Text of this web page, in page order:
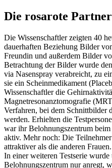
Die rosarote
Die Wissenschaftler zeigten 40
dauerhaften Beziehung Bilder
Freundin und außerdem Bilder
Betrachtung der Bilder wurde
via Nasenspray verabreicht, zu
sie ein Scheinmedikament
Wissenschaftler die
Magnetresonanztomografie
Verfahren, bei dem Schnittbilder
werden. Erhielten die
war ihr Belohnungszentrum
aktiv. Mehr noch: Die
attraktiver als die anderen Frauen.
In einer weiteren Testserie
Belohnungszentrum nur anregt,